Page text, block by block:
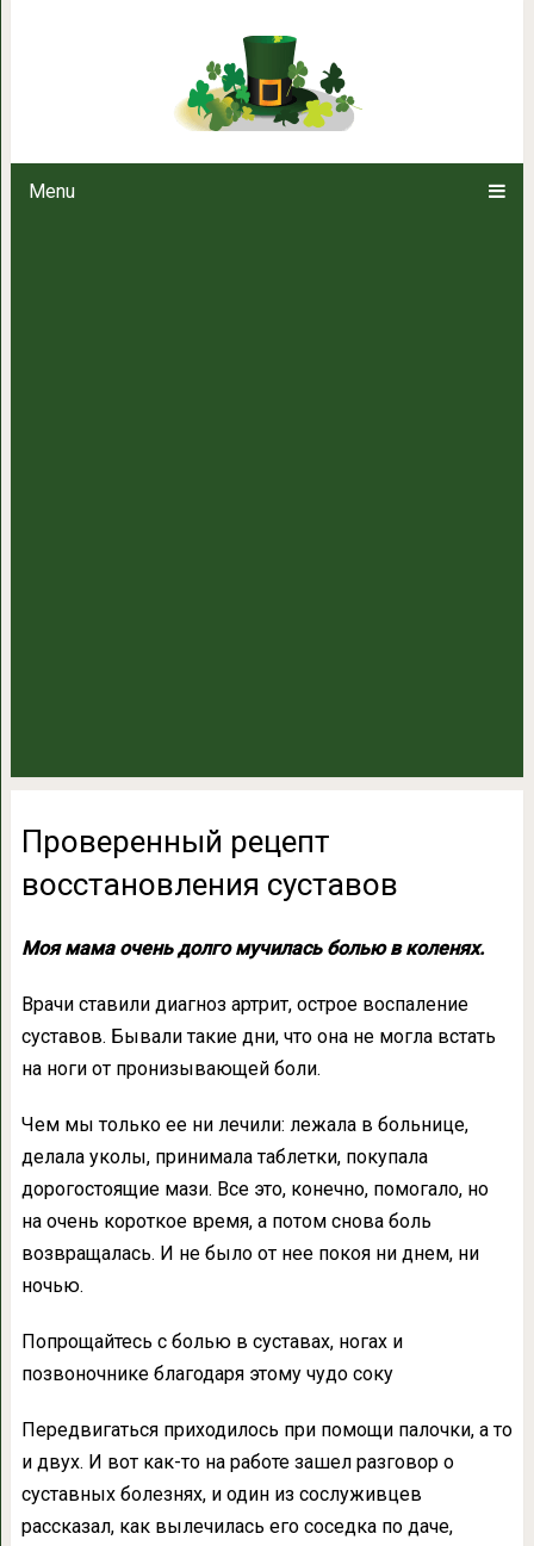
Menu
Проверенный рецепт
Проверенный рецепт
восстановления суставов
Моя мама очень долго мучилась болью в коленях.
Врачи ставили диагноз артрит, острое воспаление
суставов. Бывали такие дни, что она не могла встать
на ноги от пронизывающей боли.
Чем мы только ее ни лечили: лежала в больнице,
делала уколы, принимала таблетки, покупала
дорогостоящие мази. Все это, конечно, помогало, но
на очень короткое время, а потом снова боль
возвращалась. И не было от нее покоя ни днем, ни
ночью.
Попрощайтесь с болью в суставах, ногах и
позвоночнике благодаря этому чудо соку
Передвигаться приходилось при помощи палочки, а то
и двух. И вот как-то на работе зашел разговор о
суставных болезнях, и один из сослуживцев
рассказал, как вылечилась его соседка по даче,